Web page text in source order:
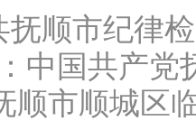
抚顺市纪律
中国共产党
顺市顺城区